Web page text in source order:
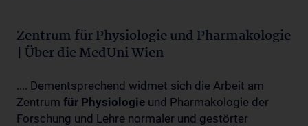
Zentrum für Physiologie und Pharmakologie
| Über die MedUni Wien
.... Dementsprechend widmet sich die Arbeit am
Zentrum für Physiologie und Pharmakologie der
Forschung und Lehre normaler und gestörter